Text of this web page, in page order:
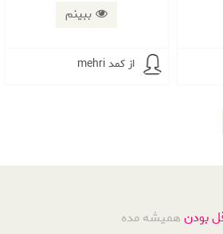
ببینم
از کمد mehri
بودنهمیشه مده